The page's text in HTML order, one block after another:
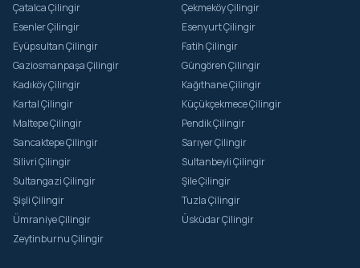
Çatalca Çilingir
Çekmeköy Çilingir
Esenler Çilingir
Esenyurt Çilingir
Eyüpsultan Çilingir
Fatih Çilingir
Gaziosmanpaşa Çilingir
Güngören Çilingir
Kadıköy Çilingir
Kağıthane Çilingir
Kartal Çilingir
Küçükçekmece Çilingir
Maltepe Çilingir
Pendik Çilingir
Sancaktepe Çilingir
Sarıyer Çilingir
Silivri Çilingir
Sultanbeyli Çilingir
Sultangazi Çilingir
Şile Çilingir
Şişli Çilingir
Tuzla Çilingir
Ümraniye Çilingir
Üsküdar Çilingir
Zeytinburnu Çilingir